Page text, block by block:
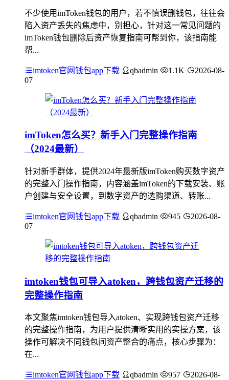
不少使用imToken钱包的用户，若不慎误删钱包，往往会
陷入资产丢失的焦虑中，别担心，针对这一常见问题的
imToken钱包删除后资产恢复指南可帮到你，该指南能
帮...
imtoken官网钱包app下载 qbadmin 1.1K
2026-08-
07
imToken怎么买？新手入门完整操作指南
（2024最新）
针对新手群体，提供2024年最新版imToken购买数字资产
的完整入门操作指南，内容涵盖imToken的下载安装、账
户创建与安全设置，到数字资产的选购渠道、转账...
imtoken官网钱包app下载 qbadmin 945
2026-08-
07
imtoken钱包可导入atoken，跨钱包资产迁移的
完整操作指南
本文聚焦imtoken钱包导入atoken、实现跨钱包资产迁移
的完整操作指南，为用户提供清晰实用的实操方案，该
操作可解决不同钱包间资产整合的痛点，核心步骤为：
在...
imtoken官网钱包app下载 qbadmin 957
2026-08-